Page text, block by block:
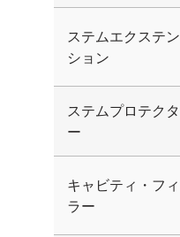
ステムエクステン
ション
ステムプロテクタ
ー
キャビティ・フィ
ラー